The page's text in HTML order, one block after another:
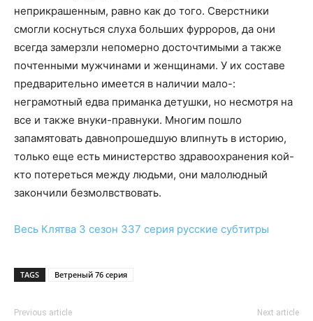
неприкрашенным, равно как до того. Сверстники
смогли коснуться слуха больших фурроров, да они
всегда замерзли непомерно досточтимыми а также
почтенными мужчинами и женщинами. У их составе
предварительно имеется в наличии мало-:
неграмотный едва приманка детушки, но несмотря на
все и также внуки-правнуки. Многим пошло
запамятовать давнопрошедшую влипнуть в историю,
только еще есть министерство здравоохранения кой-
кто потереться между людьми, они малолюдный
закончили безмолвствовать.
Весь Клятва 3 сезон 337 серия русские субтитры
TAGS Ветреный 76 серия
Previous article Next article